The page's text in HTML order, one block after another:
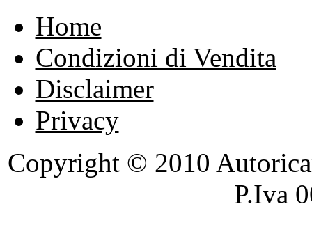
Home
Condizioni di Vendita
Disclaimer
Privacy
Copyright © 2010
P.Iva